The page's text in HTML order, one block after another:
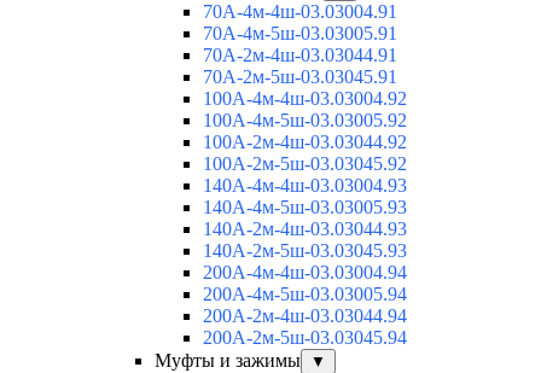
70А-4м-4ш-03.03004.91
70А-4м-5ш-03.03005.91
70А-2м-4ш-03.03044.91
70А-2м-5ш-03.03045.91
100А-4м-4ш-03.03004.92
100А-4м-5ш-03.03005.92
100А-2м-4ш-03.03044.92
100А-2м-5ш-03.03045.92
140А-4м-4ш-03.03004.93
140А-4м-5ш-03.03005.93
140А-2м-4ш-03.03044.93
140А-2м-5ш-03.03045.93
200А-4м-4ш-03.03004.94
200А-4м-5ш-03.03005.94
200А-2м-4ш-03.03044.94
200А-2м-5ш-03.03045.94
Муфты и зажимы
▼